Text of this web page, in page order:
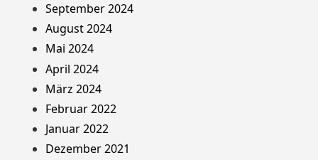
September 2024
August 2024
Mai 2024
April 2024
März 2024
Februar 2022
Januar 2022
Dezember 2021